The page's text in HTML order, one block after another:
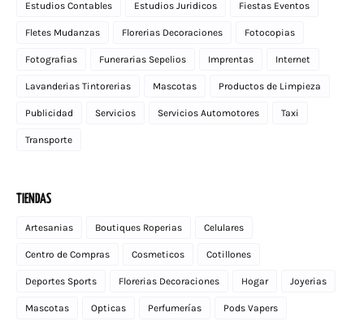
Estudios Contables Estudios Juridicos Fiestas Eventos
Fletes Mudanzas Florerias Decoraciones Fotocopias
Fotografias Funerarias Sepelios Imprentas Internet
Lavanderias Tintorerias Mascotas Productos de Limpieza
Publicidad Servicios Servicios Automotores Taxi
Transporte
TIENDAS
Artesanias Boutiques Roperias Celulares
Centro de Compras Cosmeticos Cotillones
Deportes Sports Florerias Decoraciones Hogar Joyerias
Mascotas Opticas Perfumerías Pods Vapers